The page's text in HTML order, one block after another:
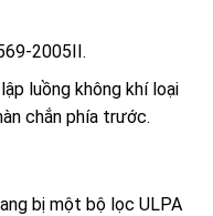
2005II.
luồng không khí loại
chắn phía trước.
bị một bộ lọc ULPA